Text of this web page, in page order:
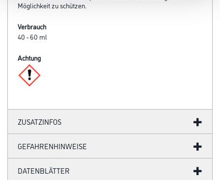
Möglichkeit zu schützen.
Verbrauch
40 - 60 ml
Achtung
ZUSATZINFOS
GEFAHRENHINWEISE
DATENBLÄTTER